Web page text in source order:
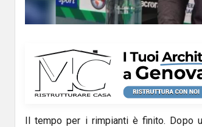
Il tempo per i rimpianti è finito. Dopo